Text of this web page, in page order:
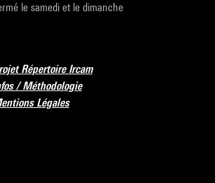
le samedi et le dimanche
Répertoire Ircam
/ Méthodologie
Légales